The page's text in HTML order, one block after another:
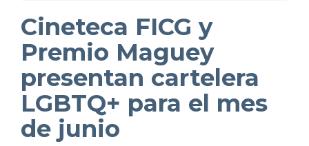
Cineteca FICG y
Premio Maguey
presentan cartelera
LGBTQ+ para el mes
de junio